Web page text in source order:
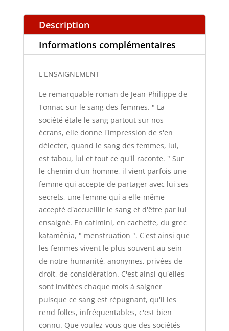
Description
Informations complémentaires
L'ENSAIGNEMENT
Le remarquable roman de Jean-Philippe de
Tonnac sur le sang des femmes. " La
société étale le sang partout sur nos
écrans, elle donne l'impression de s'en
délecter, quand le sang des femmes, lui,
est tabou, lui et tout ce qu'il raconte. " Sur
le chemin d'un homme, il vient parfois une
femme qui accepte de partager avec lui ses
secrets, une femme qui a elle-même
accepté d'accueillir le sang et d'être par lui
ensaigné. En catimini, en cachette, du grec
katamênia, " menstruation ". C'est ainsi que
les femmes vivent le plus souvent au sein
de notre humanité, anonymes, privées de
droit, de considération. C'est ainsi qu'elles
sont invitées chaque mois à saigner
puisque ce sang est répugnant, qu'il les
rend folles, infréquentables, c'est bien
connu. Que voulez-vous que des sociétés